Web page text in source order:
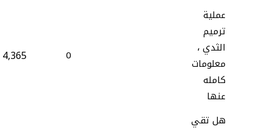
عملية
ترميم
الثدي ،
معلومات
كامله
عنها
0
4,365
هل تقي